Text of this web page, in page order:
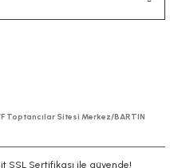
Toptancılar Sitesi Merkez/BARTIN
SSL Sertifikası ile güvende!